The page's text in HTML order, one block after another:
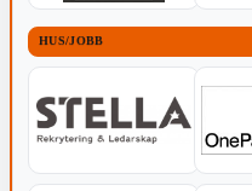
HUS/JOBB